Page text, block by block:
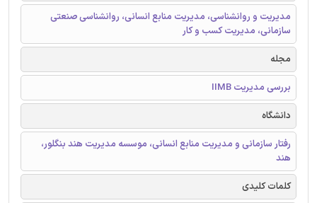
مدیریت و روانشناسی، مدیریت منابع انسانی، روانشناسی صنعتی
سازمانی، مدیریت کسب و کار
مجله
بررسی مدیریت IIMB
دانشگاه
رفتار سازمانی و مدیریت منابع انسانی، موسسه مدیریت هند بنگلور،
هند
کلمات کلیدی